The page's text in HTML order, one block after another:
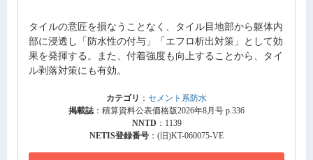
タイルの意匠を損なうことなく、タイル目地部から躯体内
部に浸透し「防水性の付与」「エフロ析出対策」として効
果を発揮する。また、付着強度も向上することから、タイ
ル剥落対策にも有効。
カテゴリ ： セメント系防水
掲載誌 ：積算資料公表価格版2026年8月号 p.336
NNTD ：1139
NETIS登録番号 ：(旧)KT-060075-VE